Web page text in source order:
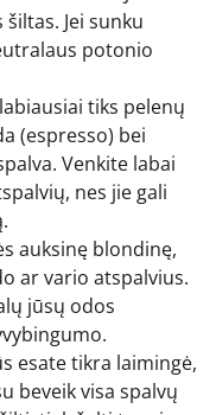
Jei sunku
potonio
tiks pelenų
(espresso) bei
Venkite labai
nes jie gali
auksinę blondinę,
ar vario atspalvius.
jūsų odos
esate tikra laimingė,
beveik visa spalvų